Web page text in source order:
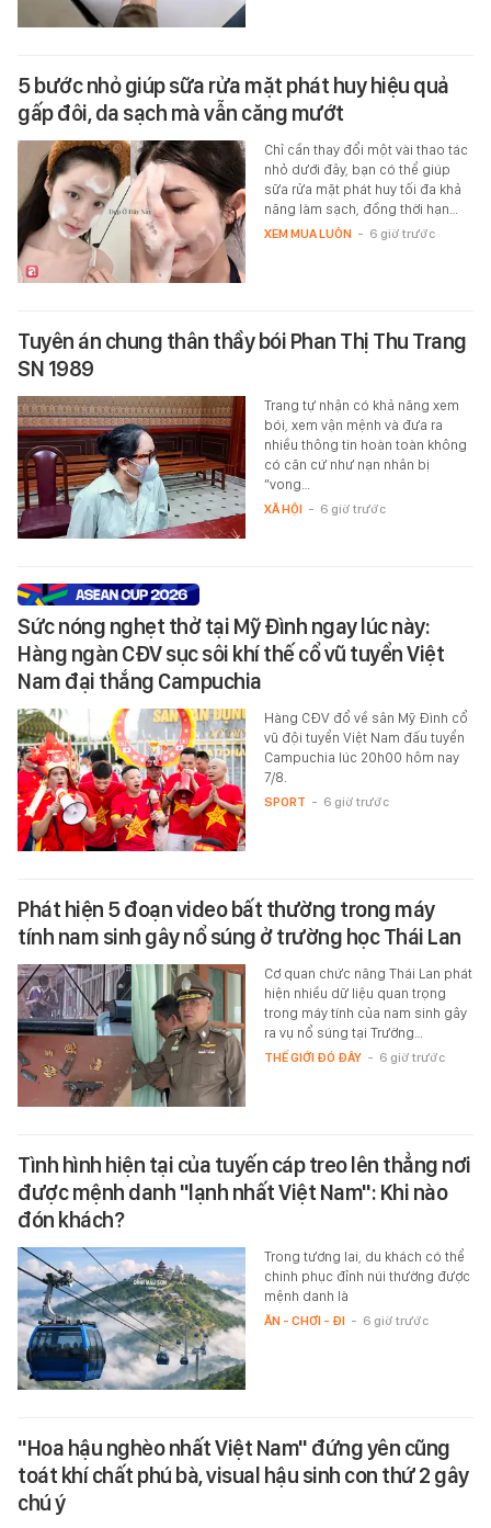
5 bước nhỏ giúp sữa rửa mặt phát huy hiệu quả
gấp đôi, da sạch mà vẫn căng mướt
Chỉ cần thay đổi một vài thao tác
nhỏ dưới đây, bạn có thể giúp
sữa rửa mặt phát huy tối đa khả
năng làm sạch, đồng thời hạn…
XEM MUA LUÔN - 6 giờ trước
Tuyên án chung thân thầy bói Phan Thị Thu Trang
SN 1989
Trang tự nhận có khả năng xem
bói, xem vận mệnh và đưa ra
nhiều thông tin hoàn toàn không
có căn cứ như nạn nhân bị
“vong…
XÃ HỘI - 6 giờ trước
Sức nóng nghẹt thở tại Mỹ Đình ngay lúc này:
Hàng ngàn CĐV sục sôi khí thế cổ vũ tuyển Việt
Nam đại thắng Campuchia
Hàng CĐV đổ về sân Mỹ Đình cổ
vũ đội tuyển Việt Nam đấu tuyển
Campuchia lúc 20h00 hôm nay
7/8.
SPORT - 6 giờ trước
Phát hiện 5 đoạn video bất thường trong máy
tính nam sinh gây nổ súng ở trường học Thái Lan
Cơ quan chức năng Thái Lan phát
hiện nhiều dữ liệu quan trọng
trong máy tính của nam sinh gây
ra vụ nổ súng tại Trường…
THẾ GIỚI ĐÓ ĐÂY - 6 giờ trước
Tình hình hiện tại của tuyến cáp treo lên thẳng nơi
được mệnh danh "lạnh nhất Việt Nam": Khi nào
đón khách?
Trong tương lai, du khách có thể
chinh phục đỉnh núi thường được
mệnh danh là
ĂN - CHƠI - ĐI - 6 giờ trước
"Hoa hậu nghèo nhất Việt Nam" đứng yên cũng
toát khí chất phú bà, visual hậu sinh con thứ 2 gây
chú ý